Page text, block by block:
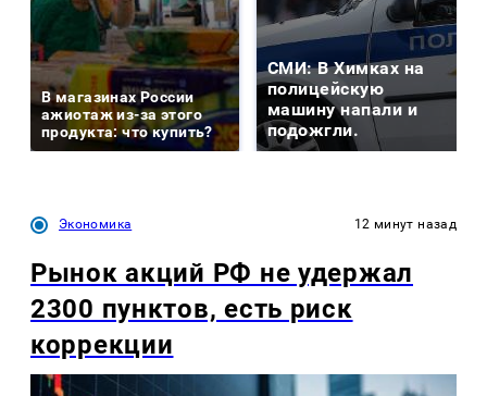
В магазинах России
ажиотаж из-за этого
продукта: что купить?
СМИ: В Химках на
полицейскую
машину напали и
подожгли.
Экономика 12 минут назад
Рынок акций РФ не удержал
2300 пунктов, есть риск
коррекции